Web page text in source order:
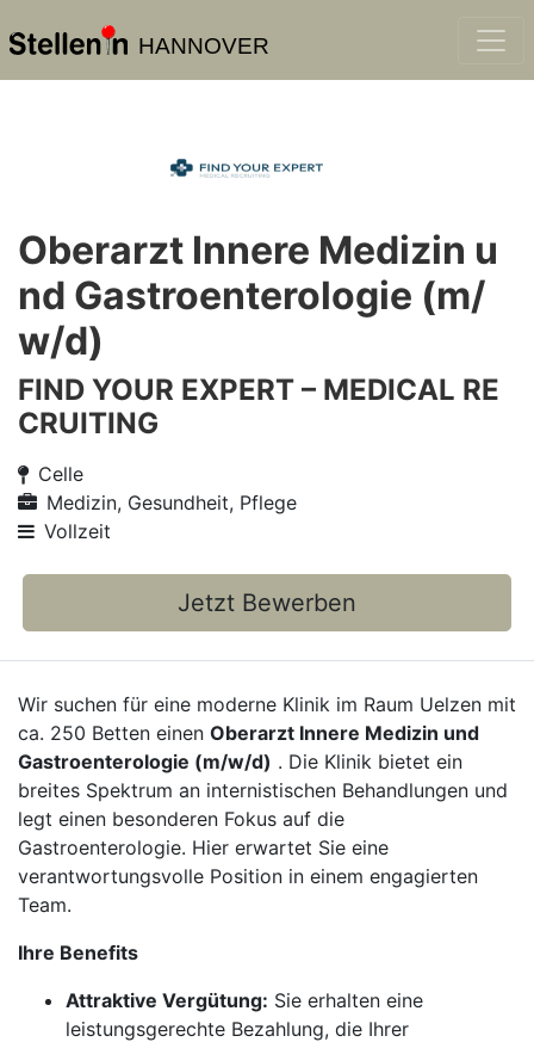
HANNOVER
Oberarzt Innere Medizin u
nd Gastroenterologie (m/
w/d)
FIND YOUR EXPERT – MEDICAL RE
CRUITING
Celle
Medizin, Gesundheit, Pflege
Vollzeit
Jetzt Bewerben
Wir suchen für eine moderne Klinik im Raum Uelzen mit
ca. 250 Betten einen Oberarzt Innere Medizin und
Gastroenterologie (m/w/d) . Die Klinik bietet ein
breites Spektrum an internistischen Behandlungen und
legt einen besonderen Fokus auf die
Gastroenterologie. Hier erwartet Sie eine
verantwortungsvolle Position in einem engagierten
Team.
Ihre Benefits
Attraktive Vergütung: Sie erhalten eine
leistungsgerechte Bezahlung, die Ihrer